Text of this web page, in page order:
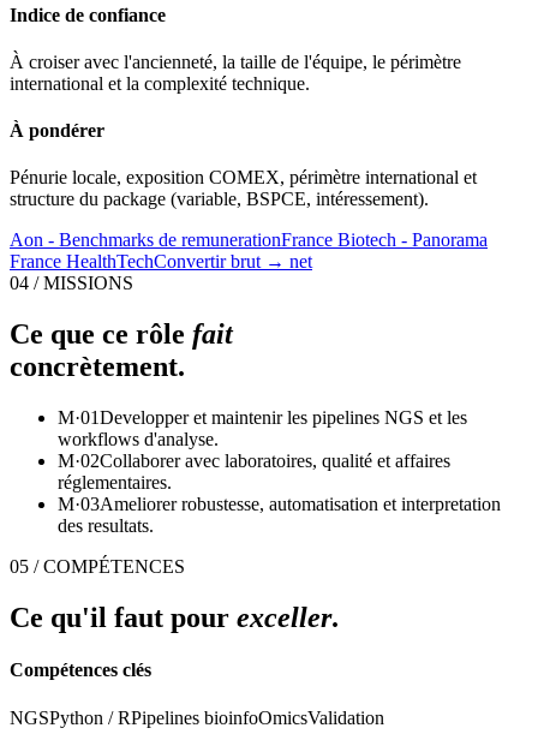
Indice de confiance
À croiser avec l'ancienneté, la taille de l'équipe, le périmètre
international et la complexité technique.
À pondérer
Pénurie locale, exposition COMEX, périmètre international et
structure du package (variable, BSPCE, intéressement).
Aon - Benchmarks de remunerationFrance Biotech - Panorama
France HealthTechConvertir brut → net
04 / MISSIONS
Ce que ce rôle fait
concrètement.
M·01Developper et maintenir les pipelines NGS et les
workflows d'analyse.
M·02Collaborer avec laboratoires, qualité et affaires
réglementaires.
M·03Ameliorer robustesse, automatisation et interpretation
des resultats.
05 / COMPÉTENCES
Ce qu'il faut pour exceller.
Compétences clés
NGSPython / RPipelines bioinfoOmicsValidation